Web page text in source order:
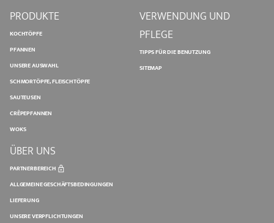
PRODUKTE
KOCHTÖPFE
PFANNEN
UNSERE AUSWAHL
SCHMORTÖPFE, FLEISCHTÖPFE
SAUTEUSEN
CRÊPEPFANNEN
WOKS
VERWENDUNG UND
PFLEGE
TIPPS FÜR DIE BENUTZUNG
SITEMAP
ÜBER UNS
PARTNERBEREICH
ALLGEMEINE GESCHÄFTSBEDINGUNGEN
LIEFERUNG
UNSERE VERPFLICHTUNGEN